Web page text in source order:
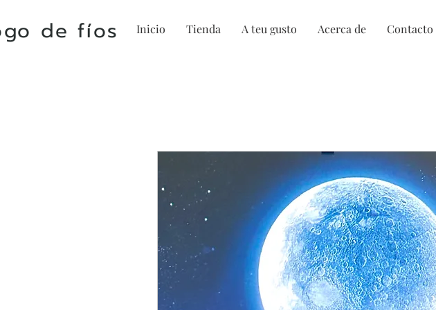
de fíos Inicio Tienda A teu gusto Acerca de Contacto